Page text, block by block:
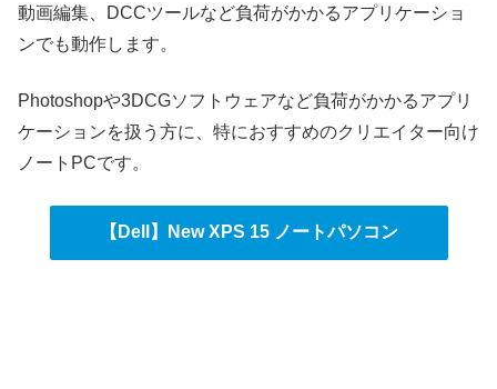
動画編集、DCCツールなど負荷がかかるアプリケーショ
ンでも動作します。
Photoshopや3DCGソフトウェアなど負荷がかかるアプリ
ケーションを扱う方に、特におすすめのクリエイター向け
ノートPCです。
【Dell】New XPS 15 ノートパソコン